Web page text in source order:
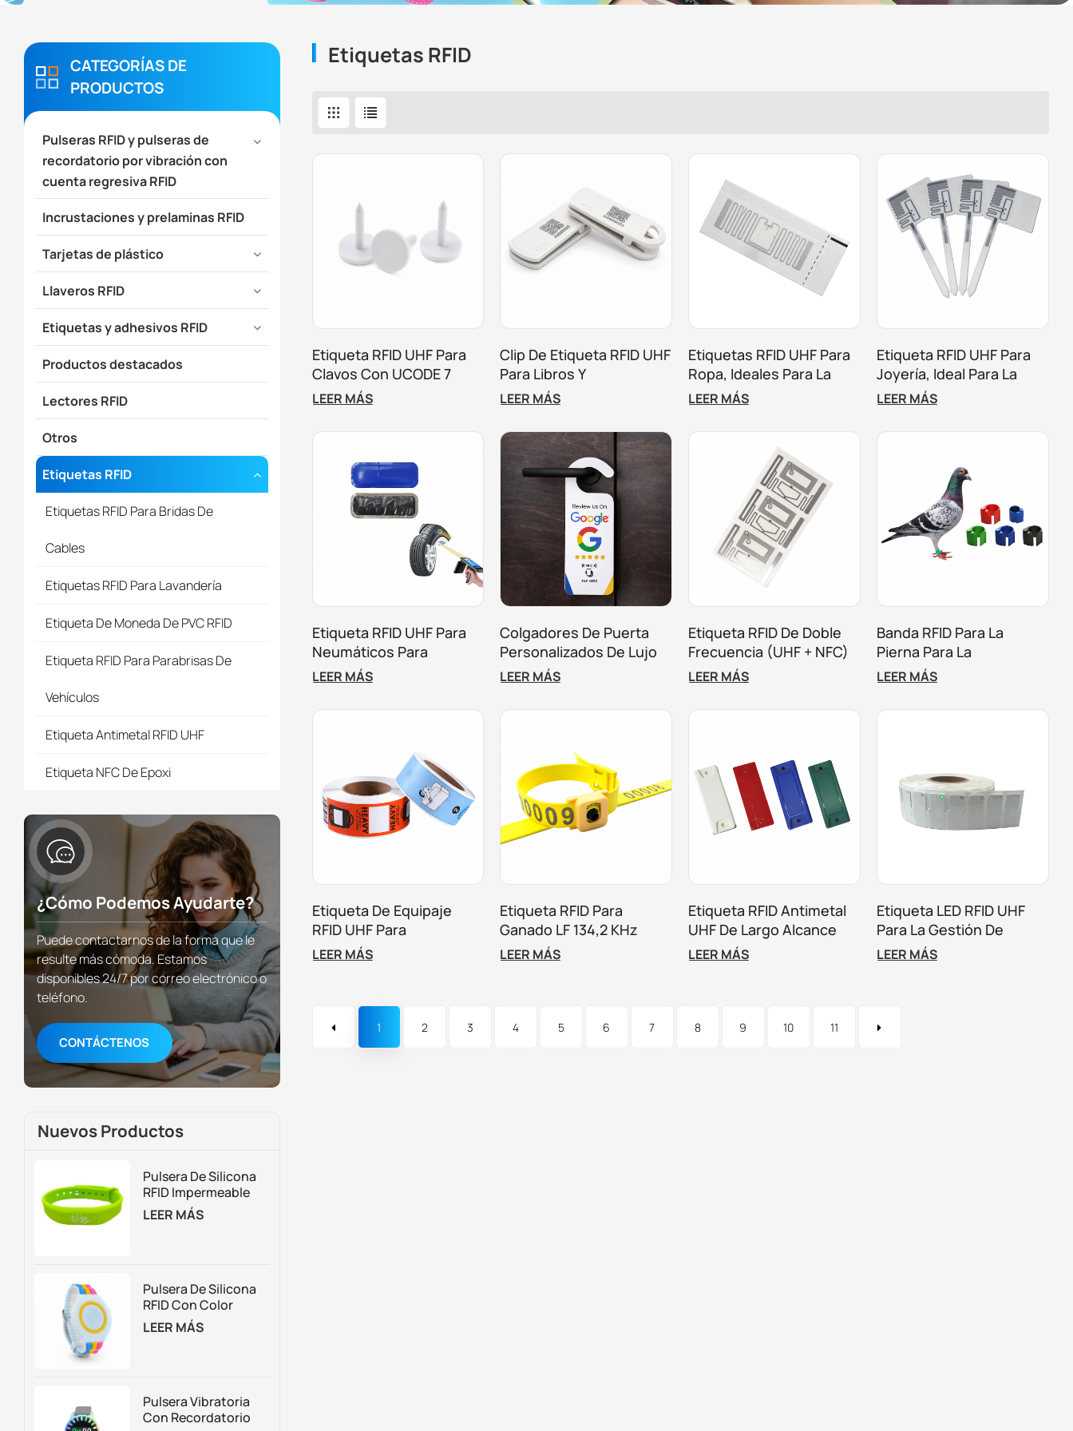
CATEGORÍAS DE
PRODUCTOS
Pulseras RFID y pulseras de
recordatorio por vibración con
cuenta regresiva RFID
Incrustaciones y prelaminas RFID
Tarjetas de plástico
Llaveros RFID
Etiquetas y adhesivos RFID
Productos destacados
Lectores RFID
Otros
Etiquetas RFID
Etiquetas RFID Para Bridas De
Cables
Etiquetas RFID Para Lavandería
Etiqueta De Moneda De PVC RFID
Etiqueta RFID Para Parabrisas De
Vehículos
Etiqueta Antimetal RFID UHF
Etiqueta NFC De Epoxi
¿Cómo Podemos Ayudarte?
Puede contactarnos de la forma que le
resulte más cómoda. Estamos
disponibles 24/7 por correo electrónico o
teléfono.
CONTÁCTENOS
Nuevos Productos
Pulsera De Silicona
RFID Impermeable
Para Control De
Acceso Y Gestión De
LEER MÁS
Pulsera De Silicona
RFID Con Color
Personalizado
Ajustable
LEER MÁS
Pulsera Vibratoria
Con Recordatorio
Etiquetas RFID
Etiqueta RFID UHF Para
Clavos Con UCODE 7
Para La Gestión De
LEER MÁS
Clip De Etiqueta RFID UHF
Para Libros Y
Seguimiento De
LEER MÁS
Etiquetas RFID UHF Para
Ropa, Ideales Para La
Gestión De Inventario En
LEER MÁS
Etiqueta RFID UHF Para
Joyería, Ideal Para La
Gestión De Inventario Y El
LEER MÁS
Etiqueta RFID UHF Para
Neumáticos Para
Seguimiento De
Flotas
LEER MÁS
Colgadores De Puerta
Personalizados De Lujo
Para Resorts Y Hoteles
LEER MÁS
Etiqueta RFID De Doble
Frecuencia (UHF + NFC)
Para Embalaje Inteligente
LEER MÁS
Banda RFID Para La
Pierna Para La
Identificación De Aves De
LEER MÁS
Etiqueta De Equipaje
RFID UHF Para
Seguimiento En
LEER MÁS
Etiqueta RFID Para
Ganado LF 134,2 KHz
ISO11784/11785
LEER MÁS
Etiqueta RFID Antimetal
UHF De Largo Alcance
Para Seguimiento De
LEER MÁS
Etiqueta LED RFID UHF
Para La Gestión De
Activos De Alquiler
LEER MÁS
1 2 3 4 5 6 7 8 9 10 11